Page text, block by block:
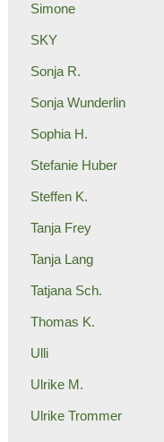
Simone
SKY
Sonja R.
Sonja Wunderlin
Sophia H.
Stefanie Huber
Steffen K.
Tanja Frey
Tanja Lang
Tatjana Sch.
Thomas K.
Ulli
Ulrike M.
Ulrike Trommer